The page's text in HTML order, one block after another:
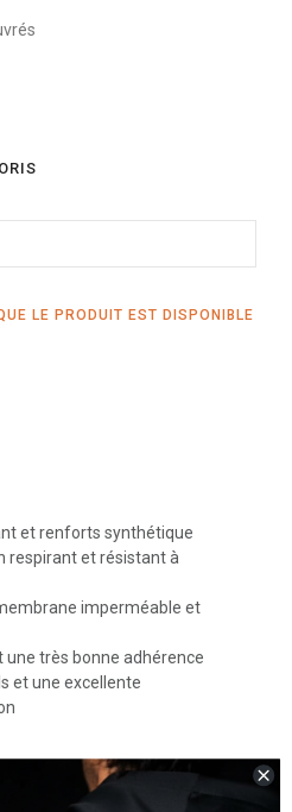
LE PRODUIT EST DISPONIBLE
et renforts synthétique
respirant et résistant à
imperméable et
très bonne adhérence
et une excellente